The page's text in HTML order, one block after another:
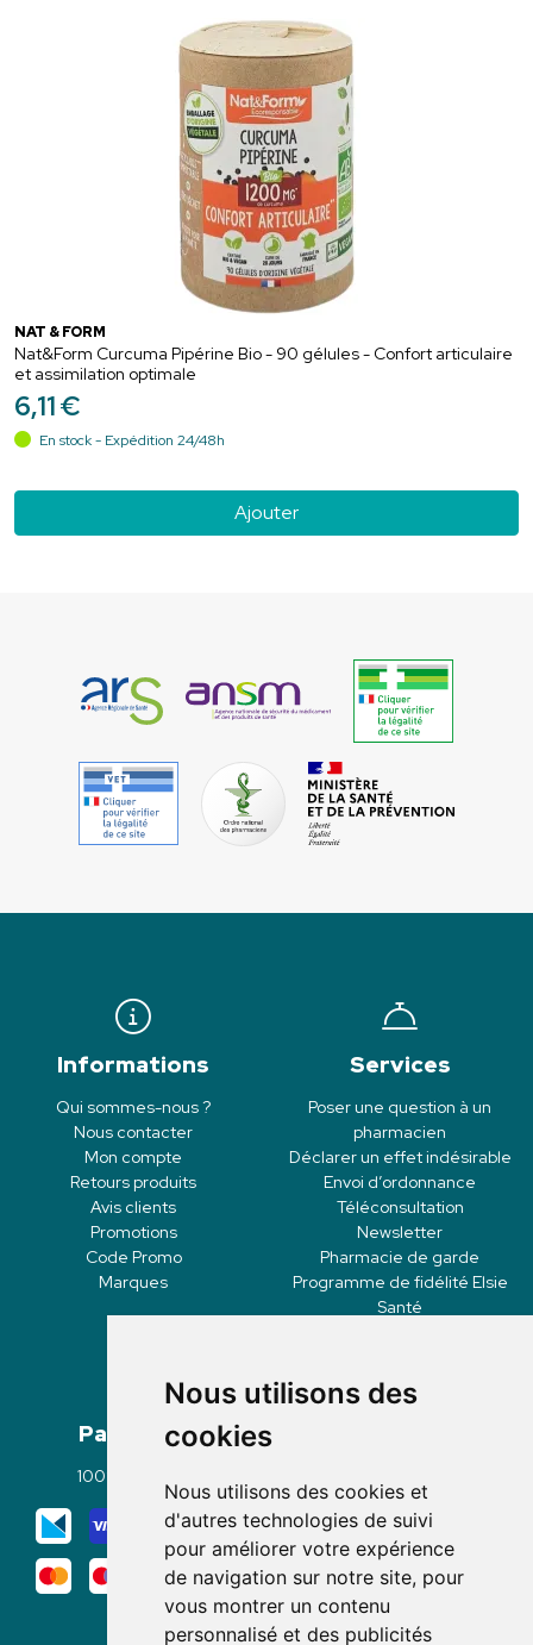
Nous utilisons des
cookies
Nous utilisons des cookies et
d'autres technologies de suivi
pour améliorer votre expérience
de navigation sur notre site, pour
vous montrer un contenu
personnalisé et des publicités
NAT & FORM
Nat&Form Curcuma Pipérine Bio - 90 gélules - Confort articulaire
et assimilation optimale
6,11€
En stock - Expédition 24/48h
Ajouter
Informations
Qui sommes-nous ?
Nous contacter
Mon compte
Retours produits
Avis clients
Promotions
Code Promo
Marques
Services
Poser une question à un
pharmacien
Déclarer un effet indésirable
Envoi d’ordonnance
Téléconsultation
Newsletter
Pharmacie de garde
Programme de fidélité Elsie
Santé
Paiement
100% sécurisé
Mode de livraison